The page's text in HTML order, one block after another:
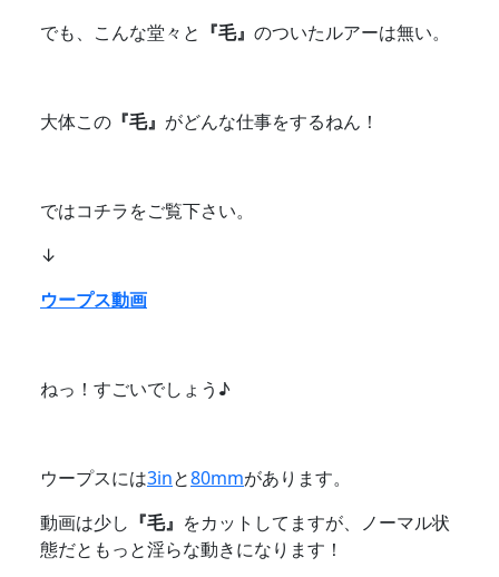
でも、こんな堂々と 『毛』 のついたルアーは無い。
大体この 『毛』 がどんな仕事をするねん！
ではコチラをご覧下さい。
↓
ウープス動画
ねっ！すごいでしょう♪
ウープスには3inと80mmがあります。
動画は少し 『毛』 をカットしてますが、ノーマル状
態だともっと淫らな動きになります！